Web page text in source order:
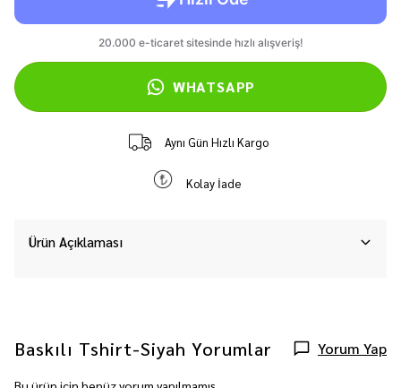
WHATSAPP
Aynı Gün Hızlı Kargo
Kolay İade
Ürün Açıklaması
Baskılı Tshirt-Siyah Yorumlar Yorum Yap